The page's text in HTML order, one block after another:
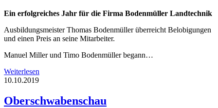
Ein erfolgreiches Jahr für die Firma Bodenmüller Landtechnik
Ausbildungsmeister Thomas Bodenmüller überreicht Belobigungen
und einen Preis an seine Mitarbeiter.
Manuel Miller und Timo Bodenmüller begann…
Weiterlesen
10.10.2019
Oberschwabenschau